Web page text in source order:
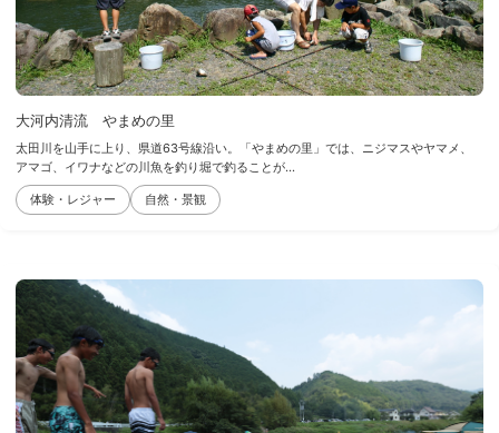
大河内清流 やまめの里
太田川を山手に上り、県道63号線沿い。「やまめの里」では、ニジマスやヤマメ、
アマゴ、イワナなどの川魚を釣り堀で釣ることが...
体験・レジャー 自然・景観